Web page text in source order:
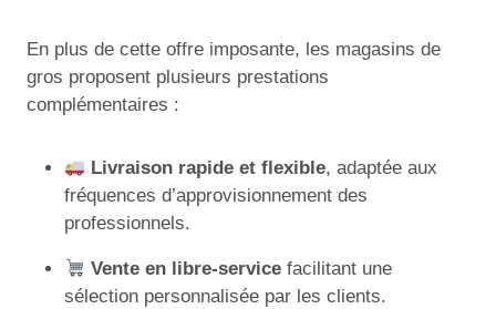
En plus de cette offre imposante, les magasins de
gros proposent plusieurs prestations
complémentaires :
Livraison rapide et flexible, adaptée aux
fréquences d’approvisionnement des
professionnels.
Vente en libre-service facilitant une
sélection personnalisée par les clients.